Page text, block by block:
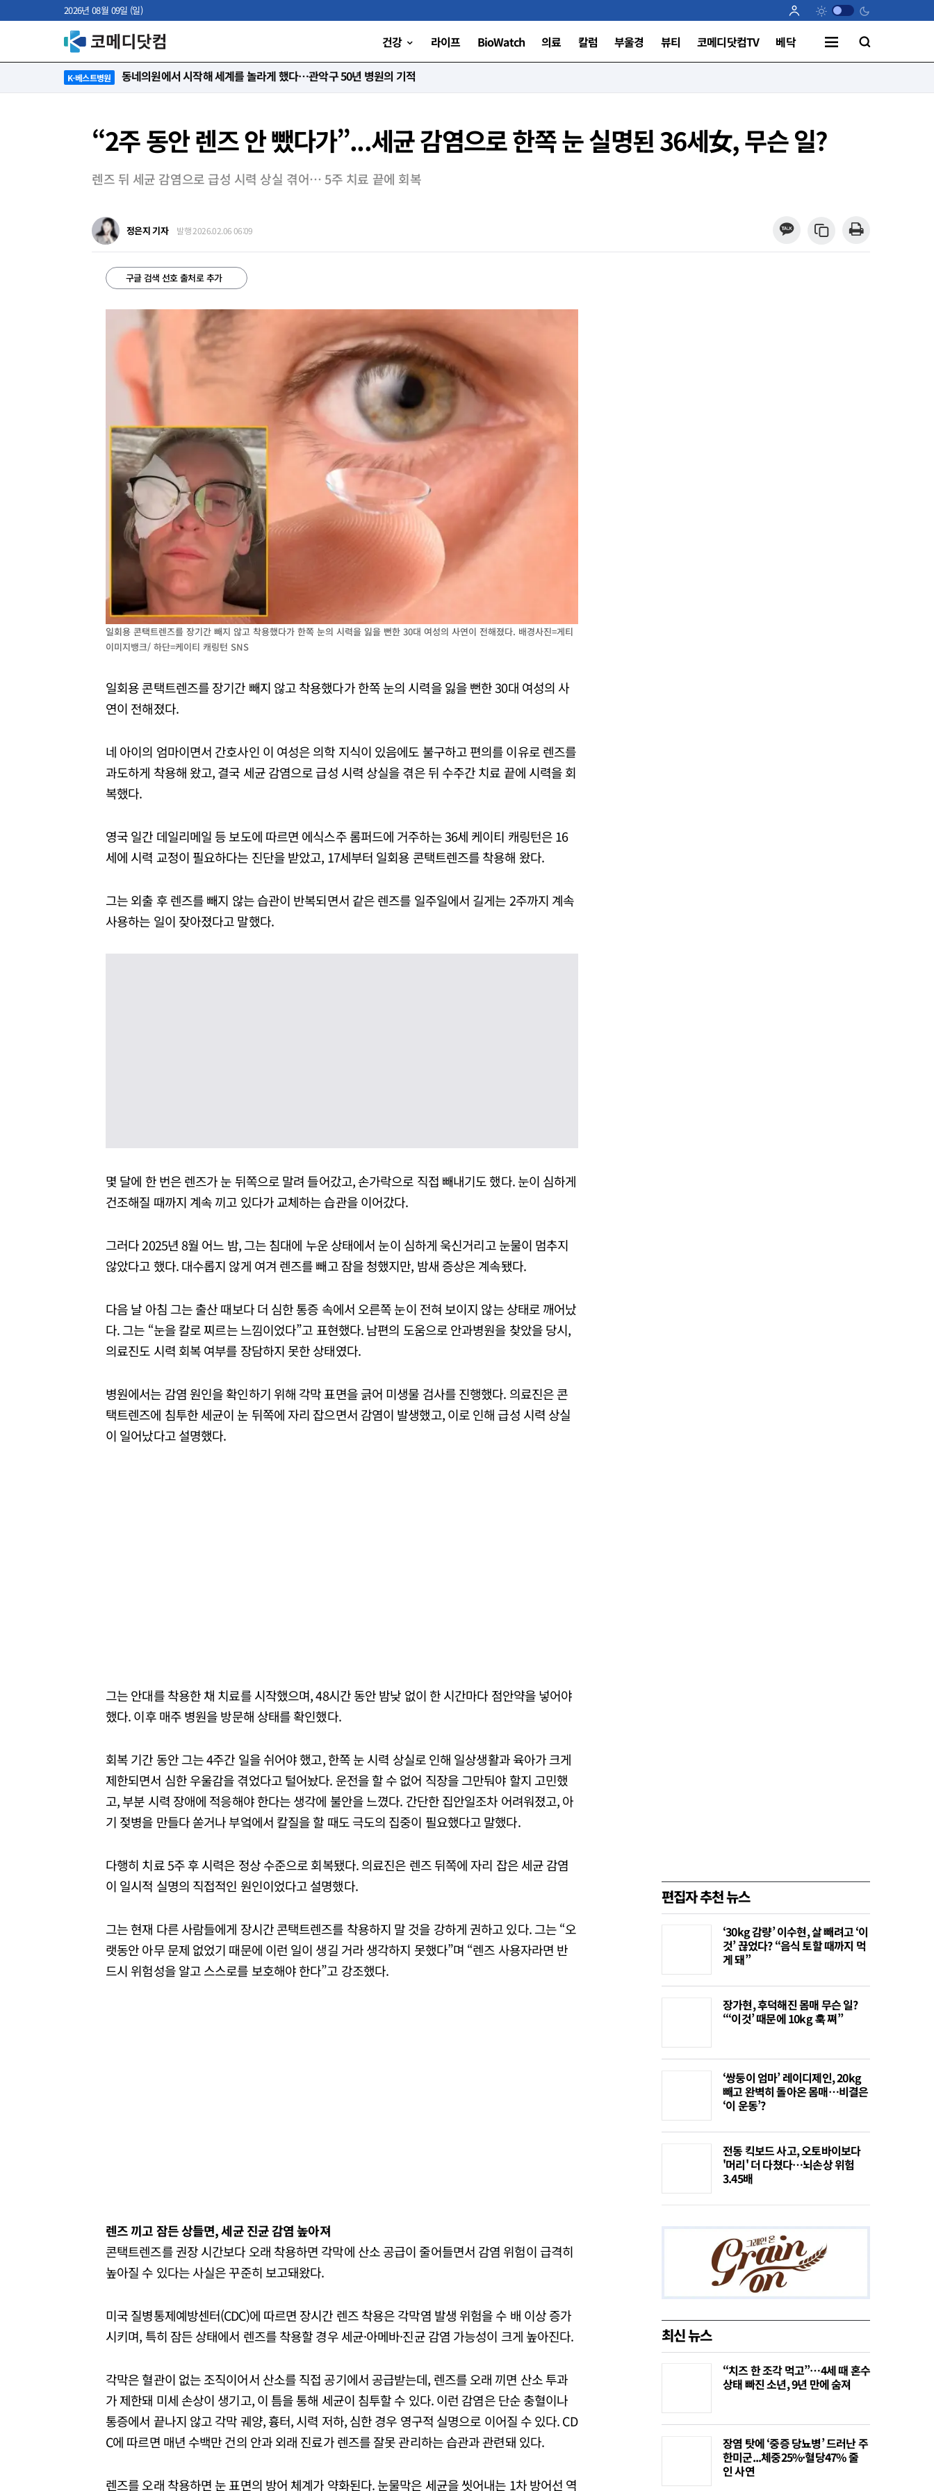
2026년 08월 09일 (일)
건강 라이프 BioWatch 의료 칼럼 부울경 뷰티 코메디닷컴TV 베닥
K-베스트병원 “절대 먼저 말하지 않아요. 대신 먼저 듣습니다”
“2주 동안 렌즈 안 뺐다가”...세균 감염으로 한쪽 눈 실명된 36세女, 무슨 일?
렌즈 뒤 세균 감염으로 급성 시력 상실 겪어… 5주 치료 끝에 회복
정은지 기자 발행 2026.02.06 06:09
구글 검색 선호 출처로 추가
일회용 콘택트렌즈를 장기간 빼지 않고 착용했다가 한쪽 눈의 시력을 잃을 뻔한 30대 여성의 사연이 전해졌다. 배경사진=게티
이미지뱅크/ 하단=케이티 캐링턴 SNS
일회용 콘택트렌즈를 장기간 빼지 않고 착용했다가 한쪽 눈의 시력을 잃을 뻔한 30대 여성의 사
연이 전해졌다.
네 아이의 엄마이면서 간호사인 이 여성은 의학 지식이 있음에도 불구하고 편의를 이유로 렌즈를
과도하게 착용해 왔고, 결국 세균 감염으로 급성 시력 상실을 겪은 뒤 수주간 치료 끝에 시력을 회
복했다.
영국 일간 데일리메일 등 보도에 따르면 에식스주 롬퍼드에 거주하는 36세 케이티 캐링턴은 16
세에 시력 교정이 필요하다는 진단을 받았고, 17세부터 일회용 콘택트렌즈를 착용해 왔다.
그는 외출 후 렌즈를 빼지 않는 습관이 반복되면서 같은 렌즈를 일주일에서 길게는 2주까지 계속
사용하는 일이 잦아졌다고 말했다.
몇 달에 한 번은 렌즈가 눈 뒤쪽으로 말려 들어갔고, 손가락으로 직접 빼내기도 했다. 눈이 심하게
건조해질 때까지 계속 끼고 있다가 교체하는 습관을 이어갔다.
그러다 2025년 8월 어느 밤, 그는 침대에 누운 상태에서 눈이 심하게 욱신거리고 눈물이 멈추지
않았다고 했다. 대수롭지 않게 여겨 렌즈를 빼고 잠을 청했지만, 밤새 증상은 계속됐다.
다음 날 아침 그는 출산 때보다 더 심한 통증 속에서 오른쪽 눈이 전혀 보이지 않는 상태로 깨어났
다. 그는 “눈을 칼로 찌르는 느낌이었다”고 표현했다. 남편의 도움으로 안과병원을 찾았을 당시,
의료진도 시력 회복 여부를 장담하지 못한 상태였다.
병원에서는 감염 원인을 확인하기 위해 각막 표면을 긁어 미생물 검사를 진행했다. 의료진은 콘
택트렌즈에 침투한 세균이 눈 뒤쪽에 자리 잡으면서 감염이 발생했고, 이로 인해 급성 시력 상실
이 일어났다고 설명했다.
그는 안대를 착용한 채 치료를 시작했으며, 48시간 동안 밤낮 없이 한 시간마다 점안약을 넣어야
했다. 이후 매주 병원을 방문해 상태를 확인했다.
회복 기간 동안 그는 4주간 일을 쉬어야 했고, 한쪽 눈 시력 상실로 인해 일상생활과 육아가 크게
제한되면서 심한 우울감을 겪었다고 털어놨다. 운전을 할 수 없어 직장을 그만둬야 할지 고민했
고, 부분 시력 장애에 적응해야 한다는 생각에 불안을 느꼈다. 간단한 집안일조차 어려워졌고, 아
기 젖병을 만들다 쏟거나 부엌에서 칼질을 할 때도 극도의 집중이 필요했다고 말했다.
다행히 치료 5주 후 시력은 정상 수준으로 회복됐다. 의료진은 렌즈 뒤쪽에 자리 잡은 세균 감염
이 일시적 실명의 직접적인 원인이었다고 설명했다.
그는 현재 다른 사람들에게 장시간 콘택트렌즈를 착용하지 말 것을 강하게 권하고 있다. 그는 “오
랫동안 아무 문제 없었기 때문에 이런 일이 생길 거라 생각하지 못했다”며 “렌즈 사용자라면 반
드시 위험성을 알고 스스로를 보호해야 한다”고 강조했다.
렌즈 끼고 잠든 상들면, 세균 진균 감염 높아져
콘택트렌즈를 권장 시간보다 오래 착용하면 각막에 산소 공급이 줄어들면서 감염 위험이 급격히
높아질 수 있다는 사실은 꾸준히 보고돼왔다.
미국 질병통제예방센터(CDC)에 따르면 장시간 렌즈 착용은 각막염 발생 위험을 수 배 이상 증가
시키며, 특히 잠든 상태에서 렌즈를 착용할 경우 세균·아메바·진균 감염 가능성이 크게 높아진다.
각막은 혈관이 없는 조직이어서 산소를 직접 공기에서 공급받는데, 렌즈를 오래 끼면 산소 투과
가 제한돼 미세 손상이 생기고, 이 틈을 통해 세균이 침투할 수 있다. 이런 감염은 단순 충혈이나
통증에서 끝나지 않고 각막 궤양, 흉터, 시력 저하, 심한 경우 영구적 실명으로 이어질 수 있다. CD
C에 따르면 매년 수백만 건의 안과 외래 진료가 렌즈를 잘못 관리하는 습관과 관련돼 있다.
렌즈를 오래 착용하면 눈 표면의 방어 체계가 약화된다. 눈물막은 세균을 씻어내는 1차 방어선 역
편집자 추천 뉴스
‘30kg 감량’ 이수현, 살 빼려고 ‘이
것’ 끊었다? “음식 토할 때까지 먹
게 돼”
장가현, 후덕해진 몸매 무슨 일?
“‘이것’ 때문에 10kg 훅 쪄”
‘쌍둥이 엄마’ 레이디제인, 20kg
빼고 완벽히 돌아온 몸매…비결은
‘이 운동’?
전동 킥보드 사고, 오토바이보다
'머리' 더 다쳤다…뇌손상 위험
3.45배
최신 뉴스
“치즈 한 조각 먹고”…4세 때 혼수
상태 빠진 소년, 9년 만에 숨져
장염 탓에 ‘중증 당뇨병’ 드러난 주
한미군...체중25%·혈당47% 줄
인 사연